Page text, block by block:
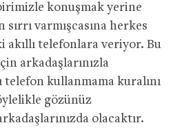
konuşmak yerine
varmışcasına herkes
telefonlara veriyor. Bu
arkadaşlarınızla
telefon kullanmama kuralını
gözünüz
olacaktır.